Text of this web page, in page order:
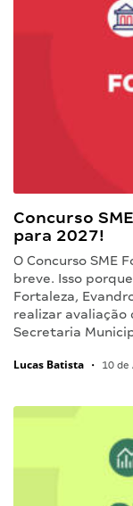
Concurso
para 2027!
O Concurso SME
breve. Isso
Fortaleza,
realizar avaliação
Secretaria
Lucas Batista • 10 de